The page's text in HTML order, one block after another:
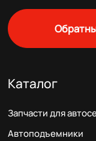
Каталог
Запчасти для
Автоподъемники